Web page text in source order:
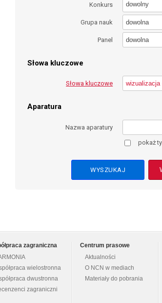
Konkurs dowolny
Grupa nauk dowolna
Panel dowolna
Słowa kluczowe
Słowa kluczowe
Aparatura
Nazwa aparatury
pokaż
zagraniczna
wielostronna
dwustronna
zagraniczni
Centrum prasowe
Aktualności
O NCN w mediach
Materiały do pobrania